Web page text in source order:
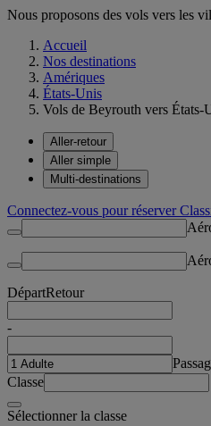
Nous proposons des vols vers les
Accueil
Nos destinations
Amériques
États-Unis
Vols de Beyrouth vers États-
Aller-retour
Aller simple
Multi-destinations
Connectez-vous pour réserver
DépartRetour
-
Classe
Sélectionner la classe